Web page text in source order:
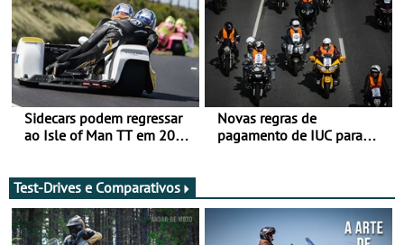
Sidecars podem regressar
ao Isle of Man TT em 2027
Novas regras de
pagamento de IUC para
Test-Drives e Comparativos